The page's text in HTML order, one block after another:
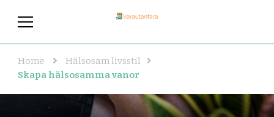
Home
Hälsosam livsstil
Skapa hälsosamma vanor